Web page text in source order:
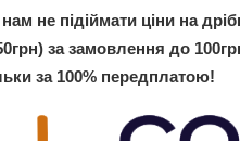
не підіймати ціни на
за замовлення до
за 100% передплатою!